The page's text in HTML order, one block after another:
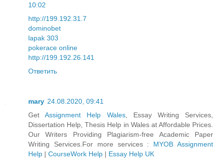
10:02
http://199.192.31.7
dominobet
lapak 303
pokerace online
http://199.192.26.141
Ответить
mary 24.08.2020, 09:41
GetAssignment Help Wales, Essay Writing Services,
Dissertation Help, Thesis Help in Wales at Affordable Prices.
Our Writers Providing Plagiarism-free Academic Paper
Writing Services.For more services : MYOB Assignment
Help | CourseWork Help | Essay Help UK